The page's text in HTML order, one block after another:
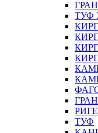
ТУФ
ТУФ